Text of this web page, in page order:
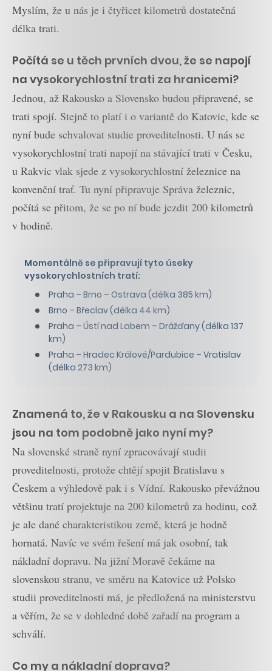
Myslím, že u nás je i čtyřicet kilometrů dostatečná
délka trati.
Počítá se u těch prvních dvou, že se napojí
na vysokorychlostní trati za hranicemi?
Jednou, až Rakousko a Slovensko budou připravené, se
trati spojí. Stejně to platí i o variantě do Katovic, kde se
nyní bude schvalovat studie proveditelnosti. U nás se
vysokorychlostní trati napojí na stávající trati v Česku,
u Rakvic vlak sjede z vysokorychlostní železnice na
konvenční trať. Tu nyní připravuje Správa železnic,
počítá se přitom, že se po ní bude jezdit 200 kilometrů
v hodině.
Momentálně se připravují tyto úseky
vysokorychlostních tratí:
Praha – Brno – Ostrava (délka 385 km)
Brno – Břeclav (délka 44 km)
Praha – Ústí nad Labem – Drážďany (délka 137
km)
Praha – Hradec Králové/Pardubice – Vratislav
(délka 273 km)
Znamená to, že v Rakousku a na Slovensku
jsou na tom podobně jako nyní my?
Na slovenské straně nyní zpracovávají studii
proveditelnosti, protože chtějí spojit Bratislavu s
Českem a výhledově pak i s Vídní. Rakousko převážnou
většinu tratí projektuje na 200 kilometrů za hodinu, což
je ale dané charakteristikou země, která je hodně
hornatá. Navíc ve svém řešení má jak osobní, tak
nákladní dopravu. Na jižní Moravě čekáme na
slovenskou stranu, ve směru na Katovice už Polsko
studii proveditelnosti má, je předložená na ministerstvu
a věřím, že se v dohledné době zařadí na program a
schválí.
Co my a nákladní doprava?